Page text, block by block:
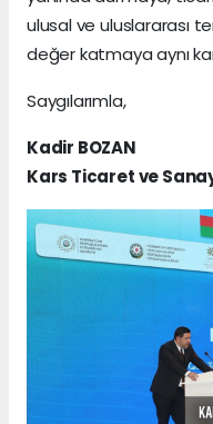
ulusal ve uluslararası
değer katmaya aynı
Saygılarımla,
Kadir BOZAN
Kars Ticaret ve